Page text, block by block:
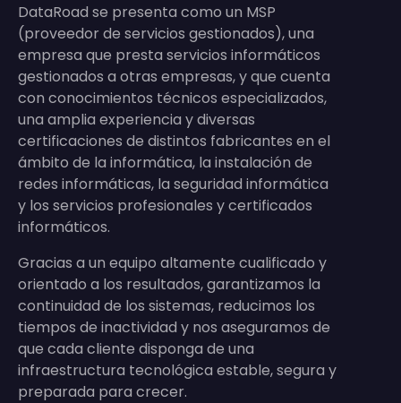
DataRoad se presenta como un MSP
(proveedor de servicios gestionados), una
empresa que presta servicios informáticos
gestionados a otras empresas, y que cuenta
con conocimientos técnicos especializados,
una amplia experiencia y diversas
certificaciones de distintos fabricantes en el
ámbito de la informática, la instalación de
redes informáticas, la seguridad informática
y los servicios profesionales y certificados
informáticos.
Gracias a un equipo altamente cualificado y
orientado a los resultados, garantizamos la
continuidad de los sistemas, reducimos los
tiempos de inactividad y nos aseguramos de
que cada cliente disponga de una
infraestructura tecnológica estable, segura y
preparada para crecer.